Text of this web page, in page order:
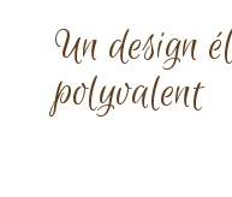
Un design
polyvalent